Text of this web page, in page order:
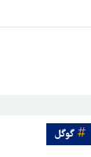
گوگل